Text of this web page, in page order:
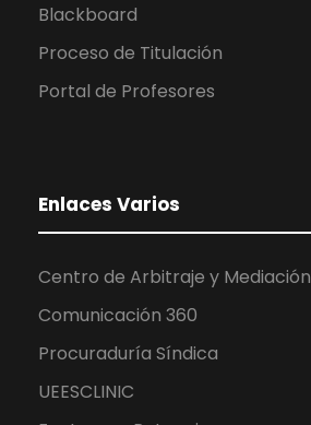
Blackboard
Proceso de Titulación
Portal de Profesores
Enlaces Varios
Centro de Arbitraje y Mediación
Comunicación 360
Procuraduría Síndica
UEESCLINIC